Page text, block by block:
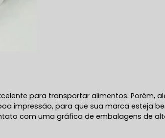
para transportar alimentos. Porém,
impressão, para que sua marca esteja
com uma gráfica de embalagens de